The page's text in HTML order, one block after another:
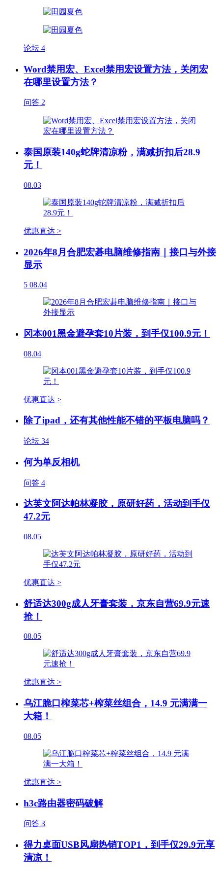
论坛 4
Word禁用宏、Excel禁用宏设置方法，关闭宏
在哪里设置方法？
问答 2
泰国原装140g蛇牌清凉粉，满减折扣后28.9
元！
08.03
优惠直达 >
2026年8月合肥宏碁电脑维修指南｜接口与外接
显示
5 08.04
冈本001黑金避孕套10片装，到手仅100.9元！
08.04
优惠直达 >
除了ipad，还有其他性能不错的平板电脑吗？
论坛 34
何为单反相机
问答 4
达芙文阿达帕林凝胶，原研好药，活动到手仅
47.2元
08.05
优惠直达 >
舒适达300g成人牙膏套装，京东自营69.9元速
抢！
08.05
优惠直达 >
乌江脆口榨菜芯+榨菜丝组合，14.9 元满满一
大箱！
08.05
优惠直达 >
h3c路由器密码破解
问答 3
得力桌面USB风扇热销TOP1，到手仅29.9元享
清凉！